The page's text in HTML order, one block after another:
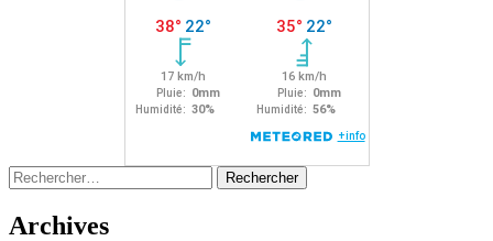
Rechercher :
Archives